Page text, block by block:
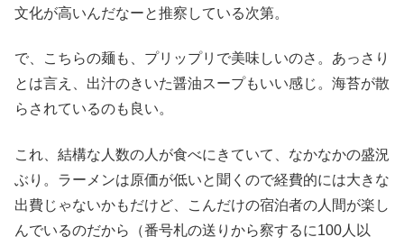
文化が高いんだなーと推察している次第。
で、こちらの麺も、プリップリで美味しいのさ。あっさり
とは言え、出汁のきいた醤油スープもいい感じ。海苔が散
らされているのも良い。
これ、結構な人数の人が食べにきていて、なかなかの盛況
ぶり。ラーメンは原価が低いと聞くので経費的には大きな
出費じゃないかもだけど、こんだけの宿泊者の人間が楽し
んでいるのだから（番号札の送りから察するに100人以